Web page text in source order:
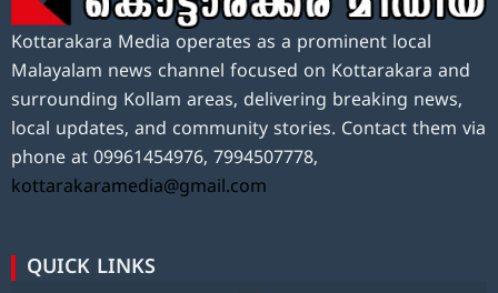
Kottarakara Media operates as a prominent local
Malayalam news channel focused on Kottarakara and
surrounding Kollam areas, delivering breaking news,
local updates, and community stories. Contact them via
phone at 09961454976, 7994507778,
kottarakaramedia@gmail.com
QUICK LINKS